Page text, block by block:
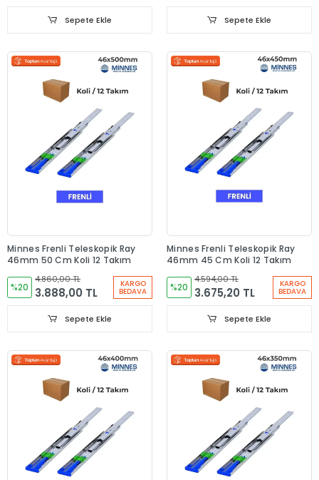
Sepete Ekle Sepete Ekle
Minnes Frenli Teleskopik Ray
46mm 50 Cm Koli 12 Takım
%20
4.860,00 TL
3.888,00 TL
KARGO
BEDAVA
Sepete Ekle
Minnes Frenli Teleskopik Ray
46mm 45 Cm Koli 12 Takım
%20
4.594,00 TL
3.675,20 TL
KARGO
BEDAVA
Sepete Ekle